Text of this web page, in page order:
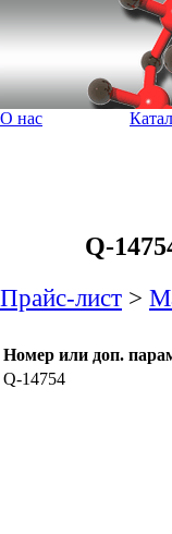
О нас
Q-
Прайс-лист >
Номер или доп.
Q-14754